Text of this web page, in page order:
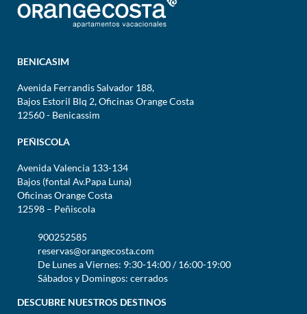
BENICASIM
Avenida Ferrandis Salvador 188,
Bajos Estoril Blq 2, Oficinas Orange Costa
12560 - Benicassim
PEÑISCOLA
Avenida Valencia 133-134
Bajos (fontal Av.Papa Luna)
Oficinas Orange Costa
12598 – Peñiscola
900252585
reservas@orangecosta.com
De Lunes a Viernes: 9:30-14:00 / 16:00-19:00
Sábados y Domingos: cerrados
DESCUBRE NUESTROS DESTINOS